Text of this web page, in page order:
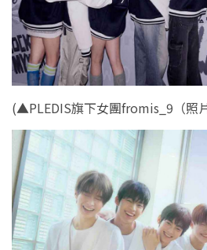
(▲PLEDIS旗下女團fromis_9（照